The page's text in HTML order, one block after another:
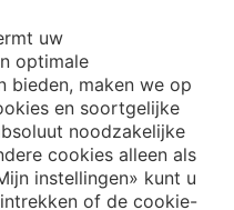
uw
optimale
bieden, maken we op
en soortgelijke
noodzakelijke
cookies alleen als
instellingen» kunt u
of de cookie-